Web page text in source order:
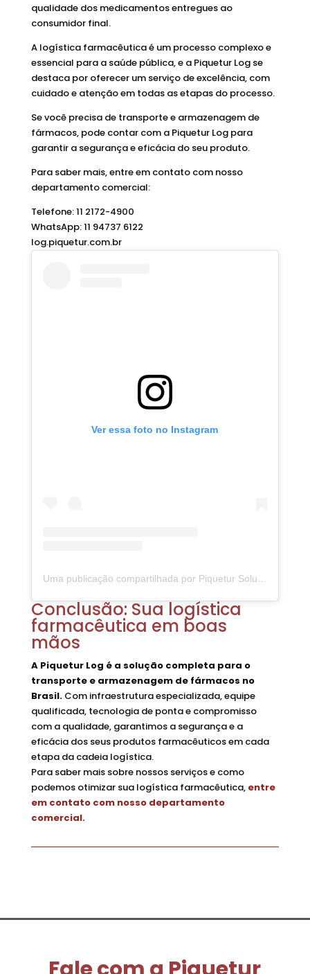
qualidade dos medicamentos entregues ao
consumidor final.
A logística farmacêutica é um processo complexo e
essencial para a saúde pública, e a Piquetur Log se
destaca por oferecer um serviço de excelência, com
cuidado e atenção em todas as etapas do processo.
Se você precisa de transporte e armazenagem de
fármacos, pode contar com a Piquetur Log para
garantir a segurança e eficácia do seu produto.
Para saber mais, entre em contato com nosso
departamento comercial:
Telefone: 11 2172-4900
WhatsApp: 11 94737 6122
log.piquetur.com.br
Ver essa foto no Instagram
Uma publicação compartilhada por Piquetur Soluções Logísticas (@piqueturlog)
Conclusão: Sua logística
farmacêutica em boas
mãos
A Piquetur Log é a solução completa para o
transporte e armazenagem de fármacos no
Brasil.Com infraestrutura especializada, equipe
qualificada, tecnologia de ponta e compromisso
com a qualidade, garantimos a segurança e a
eficácia dos seus produtos farmacêuticos em cada
etapa da cadeia logística.
Para saber mais sobre nossos serviços e como
podemos otimizar sua logística farmacêutica, entre
em contato com nosso departamento
comercial.